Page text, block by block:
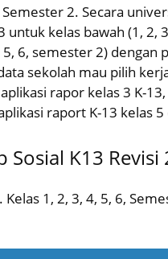
2. Secara
kelas bawah (1, 2,
6, semester 2) dengan
sekolah mau pilih
rapor kelas 3 K-
raport K-13 kelas 5
Sosial K13
1, 2, 3, 4, 5, 6,